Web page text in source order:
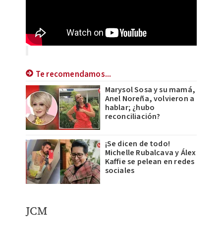
Te recomendamos...
Marysol Sosa y su mamá,
Anel Noreña, volvieron a
hablar; ¿hubo
reconciliación?
¡Se dicen de todo!
Michelle Rubalcava y Álex
Kaffie se pelean en redes
sociales
​JCM